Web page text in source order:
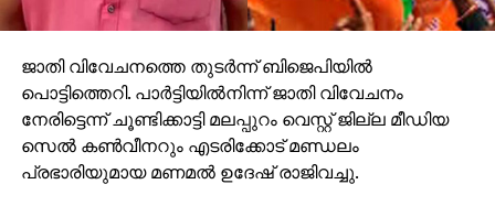
ജാതി വിവേചനത്തെ തുടര്‍ന്ന് ബിജെപിയില്‍
പൊട്ടിത്തെറി. പാര്‍ട്ടിയില്‍നിന്ന് ജാതി വിവേചനം
നേരിട്ടെന്ന് ചൂണ്ടിക്കാട്ടി മലപ്പുറം വെസ്റ്റ് ജില്ല മീഡിയ
സെല്‍ കണ്‍വീനറും എടരിക്കോട് മണ്ഡലം
പ്രഭാരിയുമായ മണമല്‍ ഉദേഷ് രാജിവച്ചു.